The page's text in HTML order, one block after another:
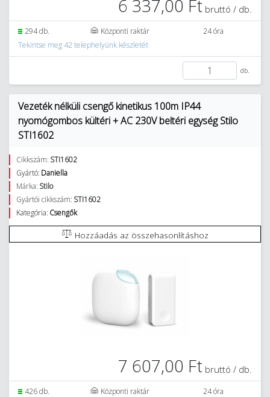
6 337,00 Ft bruttó / db.
294 db. Központi raktár
24 óra
Tekintse meg 42 telephelyünk készletét
db.
Vezeték nélküli csengő kinetikus 100m IP44
nyomógombos kültéri + AC 230V beltéri egység Stilo
STI1602
Cikkszám: STI1602
Gyártó: Daniella
Márka: Stilo
Gyártói cikkszám: STI1602
Kategória: Csengők
Hozzáadás az összehasonlításhoz
7 607,00 Ft bruttó / db.
426 db. Központi raktár
24 óra